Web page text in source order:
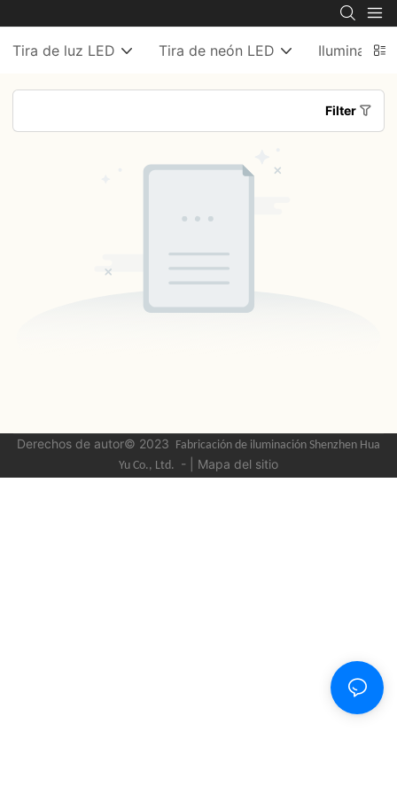
Tira de luz LED Tira de neón LED
Filter
Derechos de autor© 2023 Fabricación de iluminación Shenzhen Hua
Yu Co., Ltd. - Mapa del sitio